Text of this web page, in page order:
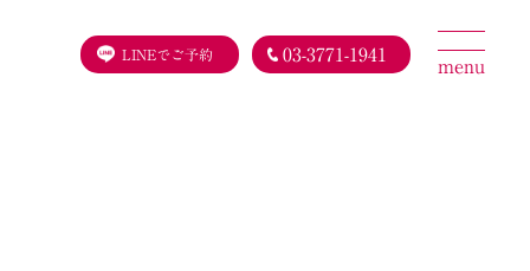
LINEでご予約 03-3771-1941
menu